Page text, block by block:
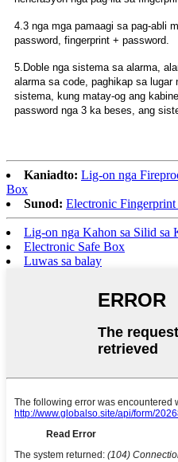
4.3 nga mga pamaagi sa pag-abli
password, fingerprint + password.
5.Doble nga sistema sa alarma,
alarma sa code, paghikap sa lugar
sistema, kung matay-og ang
password nga 3 ka beses, ang
Kaniadto: Lig-on nga
Box
Sunod: Electronic
Lig-on nga Kahon sa Silid sa
Electronic Safe Box
Luwas sa balay